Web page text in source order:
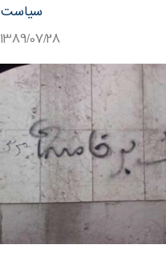
سیاست
1389/07/28